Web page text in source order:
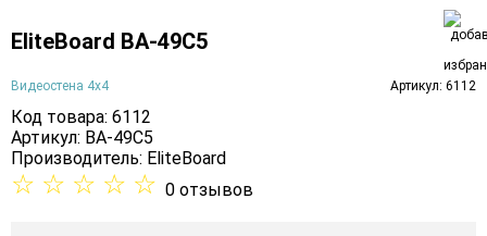
EliteBoard BA-49C5
Видеостена 4х4 Артикул: 6112
Код товара: 6112
Артикул: BA-49C5
Производитель: EliteBoard
☆ ☆ ☆ ☆ ☆ 0 отзывов